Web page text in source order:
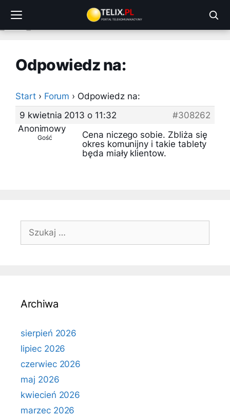
treści
Odpowiedz na:
Start › Forum › Odpowiedz na:
9 kwietnia 2013 o 11:32
#308262
Anonimowy
Gość
Cena niczego sobie. Zbliża się
okres komunijny i takie tablety
będa miały klientow.
Szukaj:
Archiwa
sierpień 2026
lipiec 2026
czerwiec 2026
maj 2026
kwiecień 2026
marzec 2026